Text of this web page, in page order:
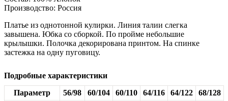
Производство: Россия
Платье из однотонной кулирки. Линия талии слегка
завышена. Юбка со сборкой. По пройме небольшие
крылышки. Полочка декорирована принтом. На спинке
застежка на одну пуговицу.
Подробные характеристики
Параметр
56/98 60/104 60/110 64/116 64/122
68/128